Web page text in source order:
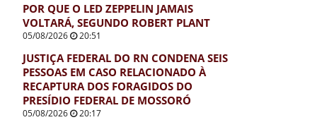
POR QUE O LED ZEPPELIN JAMAIS
VOLTARÁ, SEGUNDO ROBERT PLANT
05/08/2026 20:51
JUSTIÇA FEDERAL DO RN CONDENA SEIS
PESSOAS EM CASO RELACIONADO À
RECAPTURA DOS FORAGIDOS DO
PRESÍDIO FEDERAL DE MOSSORÓ
05/08/2026 20:17